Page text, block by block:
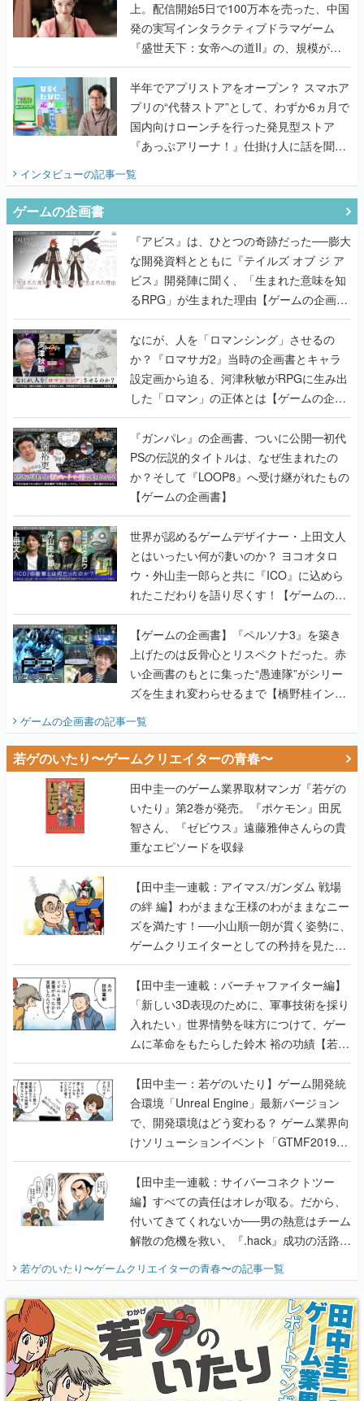
上。配信開始5日で100万本を売った、中国
発の実写インタラクティブドラマゲーム
『盛世天下：女帝への道II』の、規模が違
うこだわりをプロデューサーに聞いた
半年でアプリストアをオープン？ スマホア
プリの“代替ストア”として、わずか6ヵ月で
国内向けローンチを行った発見型ストア
『あっぷアリーナ！』仕掛け人に話を聞い
てみた
インタビューの記事一覧
ゲームの企画書
『アビス』は、ひとつの奇跡だった──膨大
な開発資料とともに『テイルズ オブ ジ ア
ビス』開発陣に聞く、「生まれた意味を知
るRPG」が生まれた理由【ゲームの企画
書】
なにが、人を「ロマンシング」させるの
か？『ロマサガ2』当時の企画書とキャラ
設定画から迫る、河津秋敏がRPGに生み出
した「ロマン」の正体とは【ゲームの企画
書】
『ガンパレ』の企画書、ついに公開━初代
PSの伝説的タイトルは、なぜ生まれたの
か？そして『LOOP8』へ受け継がれたもの
【ゲームの企画書】
世界が認めるゲームデザイナー・上田文人
とはいったい何が凄いのか？ ヨコオタロ
ウ・外山圭一郎らと共に『ICO』に込めら
れたこだわりを語り尽くす！【ゲームの企
画書】
【ゲームの企画書】『ペルソナ3』を築き
上げたのは反骨心とリスペクトだった。赤
い企画書のもとに集った“愚連隊”がシリー
ズを生まれ変わらせるまで【橋野桂インタ
ビュー】
ゲームの企画書の記事一覧
若ゲのいたり〜ゲームクリエイターの青春〜
田中圭一のゲーム業界取材マンガ『若ゲの
いたり』第2巻が発売。『ポケモン』田尻
智さん、『ゼビウス』遠藤雅伸さんらの貴
重なエピソードを収録
【田中圭一連載：アイマス/ガンダム 戦場
の絆 編】わがままな王様のわがままなニー
ズを満たす！──小山順一朗が貫く姿勢に、
ゲームクリエイターとしての矜持を見た
【若ゲのいたり最終回】
【田中圭一連載：バーチャファイター編】
「新しい3D表現のために、軍事技術を採り
入れたい」世界情勢を味方につけて、ゲー
ムに革命をもたらした鈴木 裕の功績【若ゲ
のいたり】
【田中圭一：若ゲのいたり】ゲーム開発統
合環境「Unreal Engine」最新バージョン
で、開発環境はどう変わる？ ゲーム業界向
けソリューションイベント「GTMF2019」
に行って、より理解を深めよう【PR】
【田中圭一連載：サイバーコネクトツー
編】すべての責任はオレが取る。だから、
付いてきてくれないか──男の熱意はチーム
解散の危機を救い、『.hack』成功の活路を
開く。業界の快男児・松山 洋に流れる血は
『少年ジャンプ』色だった【若ゲのいた
り】
若ゲのいたり〜ゲームクリエイターの青春〜の記事一覧